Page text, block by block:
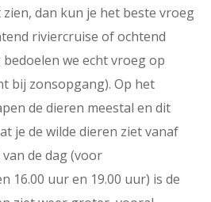
dan kun je het beste vroeg
riviercruise of ochtend
we echt vroeg op
bij zonsopgang). Op het
de dieren meestal en dit
je de wilde dieren ziet vanaf
de dag (voor
16.00 uur en 19.00 uur) is de